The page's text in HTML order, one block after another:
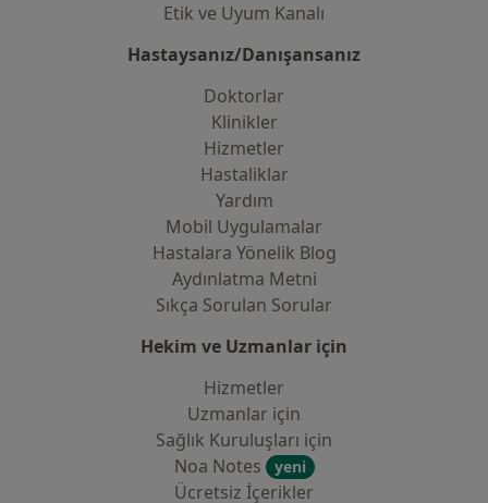
Etik ve Uyum Kanalı
Hastaysanız/Danışansanız
Doktorlar
Klinikler
Hizmetler
Hastaliklar
Yardım
Mobil Uygulamalar
Hastalara Yönelik Blog
Aydınlatma Metni
Sıkça Sorulan Sorular
Hekim ve Uzmanlar için
Hizmetler
Uzmanlar için
Sağlık Kuruluşları için
Noa Notes
yeni
Ücretsiz İçerikler